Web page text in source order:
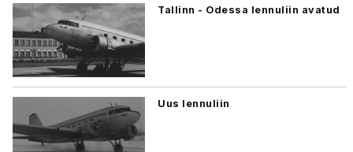
Tallinn - Odessa lennuliin avatud
Uus lennuliin